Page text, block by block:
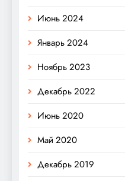
Июнь 2024
Январь 2024
Ноябрь 2023
Декабрь 2022
Июнь 2020
Май 2020
Декабрь 2019